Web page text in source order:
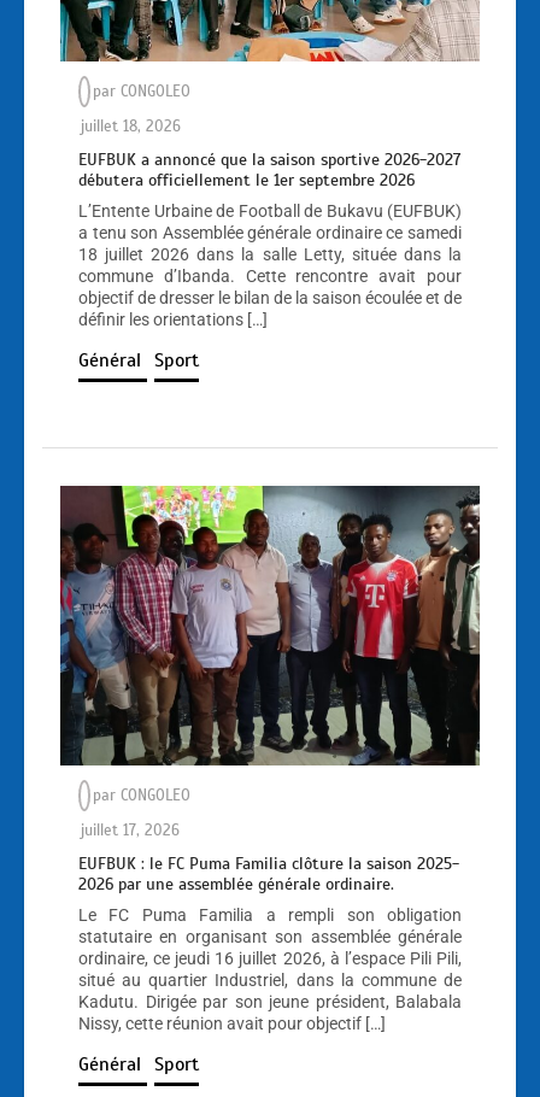
par CONGOLEO
juillet 18, 2026
EUFBUK a annoncé que la saison sportive 2026-2027
débutera officiellement le 1er septembre 2026
L’Entente Urbaine de Football de Bukavu (EUFBUK)
a tenu son Assemblée générale ordinaire ce samedi
18 juillet 2026 dans la salle Letty, située dans la
commune d’Ibanda. Cette rencontre avait pour
objectif de dresser le bilan de la saison écoulée et de
définir les orientations […]
Général Sport
par CONGOLEO
juillet 17, 2026
EUFBUK : le FC Puma Familia clôture la saison 2025-
2026 par une assemblée générale ordinaire.
Le FC Puma Familia a rempli son obligation
statutaire en organisant son assemblée générale
ordinaire, ce jeudi 16 juillet 2026, à l’espace Pili Pili,
situé au quartier Industriel, dans la commune de
Kadutu. Dirigée par son jeune président, Balabala
Nissy, cette réunion avait pour objectif […]
Général Sport